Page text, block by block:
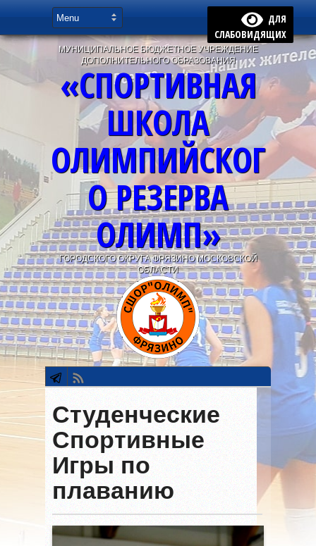
ДЛЯ
СЛАБОВИДЯЩИХ
МУНИЦИПАЛЬНОЕ БЮДЖЕТНОЕ УЧРЕЖДЕНИЕ
ДОПОЛНИТЕЛЬНОГО ОБРАЗОВАНИЯ
«СПОРТИВНАЯ
ШКОЛА
ОЛИМПИЙСКОГ
О РЕЗЕРВА
ОЛИМП»
ГОРОДСКОГО ОКРУГА ФРЯЗИНО МОСКОВСКОЙ
ОБЛАСТИ
Студенческие
Спортивные
Игры по
плаванию